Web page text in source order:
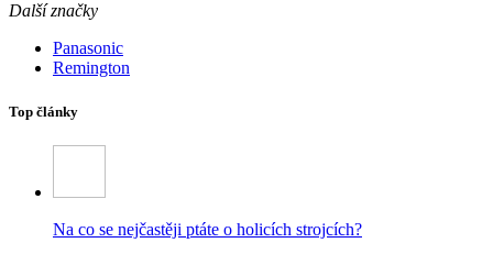
Další značky
Panasonic
Remington
Top články
Na co se nejčastěji ptáte o holicích strojcích?